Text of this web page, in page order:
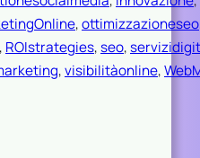
, ottimizzazioneseo
, ROIstrategies, seo,
, visibilitàonline,